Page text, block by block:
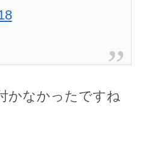
かなかったですね